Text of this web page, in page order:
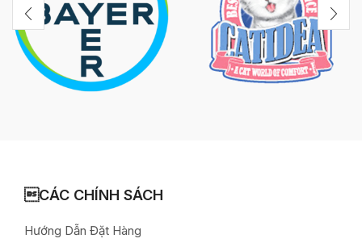
CÁC CHÍNH SÁCH
Hướng Dẫn Đặt Hàng